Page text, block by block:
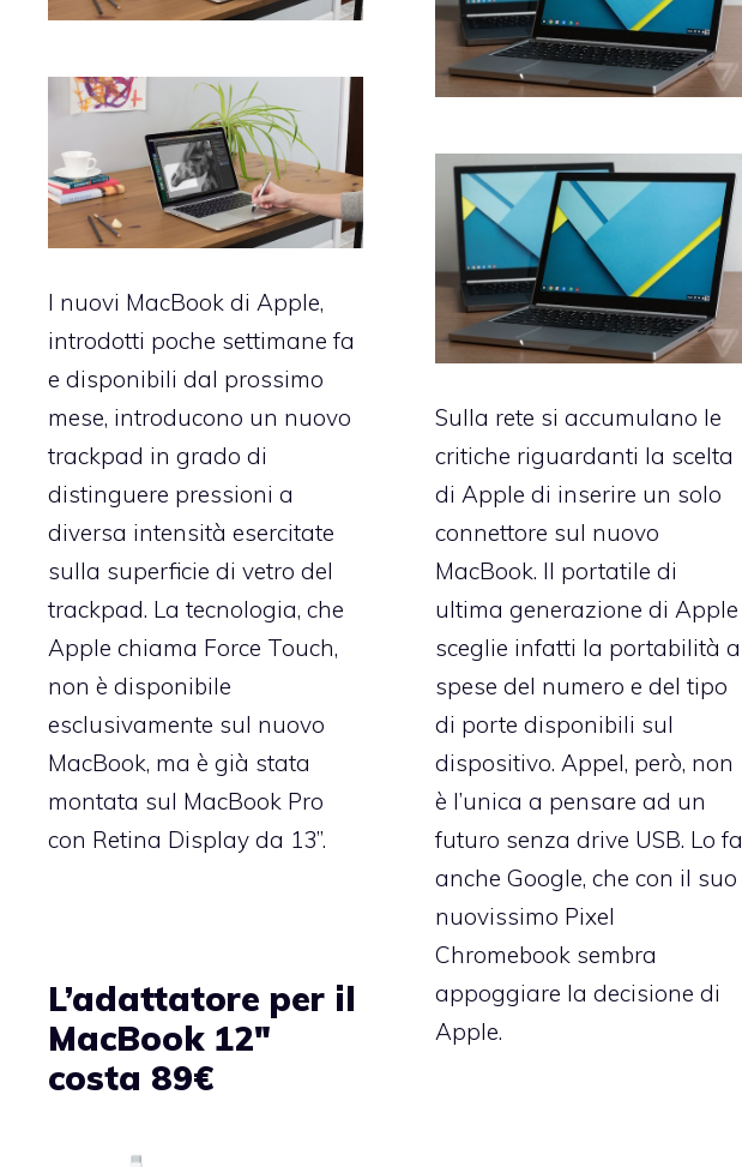
I nuovi MacBook di Apple,
introdotti poche settimane fa
e disponibili dal prossimo
mese, introducono un nuovo
trackpad in grado di
distinguere pressioni a
diversa intensità esercitate
sulla superficie di vetro del
trackpad. La tecnologia, che
Apple chiama Force Touch,
non è disponibile
esclusivamente sul nuovo
MacBook, ma è già stata
montata sul MacBook Pro
con Retina Display da 13’’.
Sulla rete si accumulano le
critiche riguardanti la scelta
di Apple di inserire un solo
connettore sul nuovo
MacBook. Il portatile di
ultima generazione di Apple
sceglie infatti la portabilità a
spese del numero e del tipo
di porte disponibili sul
dispositivo. Appel, però, non
è l’unica a pensare ad un
futuro senza drive USB. Lo fa
anche Google, che con il suo
nuovissimo Pixel
Chromebook sembra
appoggiare la decisione di
Apple.
L’adattatore per il
MacBook 12″
costa 89€